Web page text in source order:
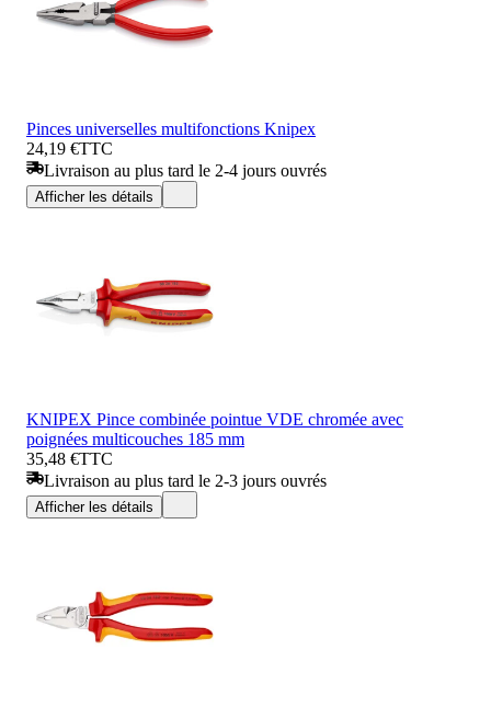
Pinces universelles multifonctions Knipex
24,19 €TTC
Livraison au plus tard le 2-4 jours ouvrés
Afficher les détails
KNIPEX Pince combinée pointue VDE chromée avec
poignées multicouches 185 mm
35,48 €TTC
Livraison au plus tard le 2-3 jours ouvrés
Afficher les détails